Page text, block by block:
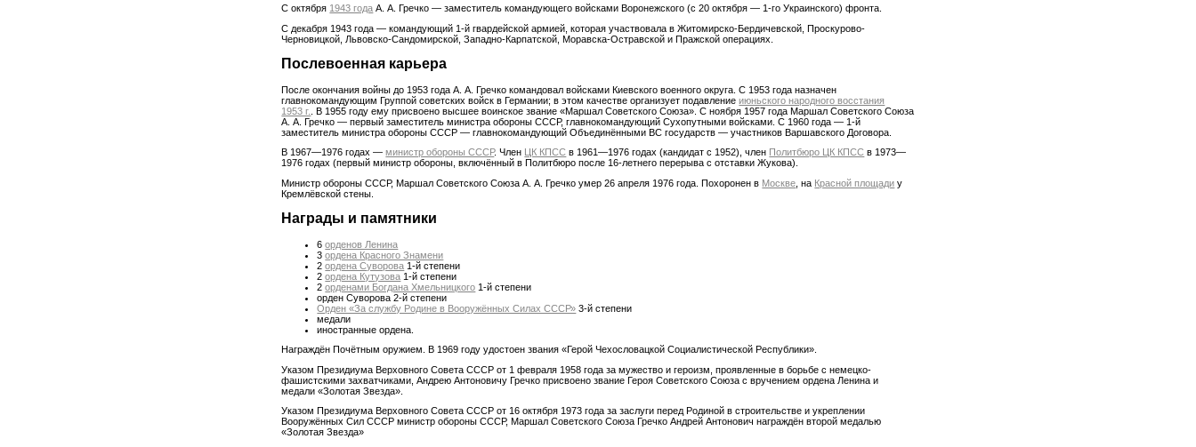
С октября 1943 года А. А. Гречко — заместитель командующего войсками Воронежского (с 20 октября — 1-го Украинского) фронта.
С декабря 1943 года — командующий 1-й гвардейской армией, которая участвовала в Житомирско-Бердичевской, Проскурово-
Черновицкой, Львовско-Сандомирской, Западно-Карпатской, Моравска-Остравской и Пражской операциях.
Послевоенная карьера
После окончания войны до 1953 года А. А. Гречко командовал войсками Киевского военного округа. С 1953 года назначен
главнокомандующим Группой советских войск в Германии; в этом качестве организует подавлениеиюньского народного восстания
1953 г.
. В 1955 году ему присвоено высшее воинское звание «Маршал Советского Союза». С ноября 1957 года Маршал Советского Союза
А. А. Гречко — первый заместитель министра обороны СССР, главнокомандующий Сухопутными войсками. C 1960 года — 1-й
заместитель министра обороны СССР — главнокомандующий Объединёнными ВС государств — участников Варшавского Договора.
В 1967—1976 годах —министр обороны СССР. Член ЦК КПСС в 1961—1976 годах (кандидат с 1952), член Политбюро ЦК КПСС в 1973—
1976 годах (первый министр обороны, включённый в Политбюро после 16-летнего перерыва с отставки Жукова).
Министр обороны СССР, Маршал Советского Союза А. А. Гречко умер 26 апреля 1976 года. Похоронен в Москве , на Красной площади у
Кремлёвской стены.
Награды и памятники
6орденов Ленина
3ордена Красного Знамени
2ордена Суворова 1-й степени
2ордена Кутузова 1-й степени
2орденами Богдана Хмельницкого 1-й степени
орден Суворова 2-й степени
Орден «За службу Родине в Вооружённых Силах СССР» 3-й степени
медали
иностранные ордена.
Награждён Почётным оружием. В 1969 году удостоен звания «Герой Чехословацкой Социалистической Республики».
Указом Президиума Верховного Совета СССР от 1 февраля 1958 года за мужество и героизм, проявленные в борьбе с немецко-
фашистскими захватчиками, Андрею Антоновичу Гречко присвоено звание Героя Советского Союза с вручением ордена Ленина и
медали «Золотая Звезда».
Указом Президиума Верховного Совета СССР от 16 октября 1973 года за заслуги перед Родиной в строительстве и укреплении
Вооружённых Сил СССР министр обороны СССР, Маршал Советского Союза Гречко Андрей Антонович награждён второй медалью
«Золотая Звезда»